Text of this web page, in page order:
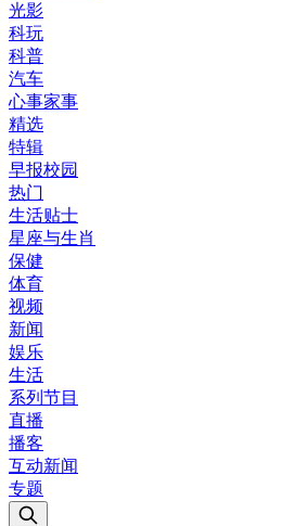
光影
科玩
科普
汽车
心事家事
精选
特辑
早报校园
热门
生活贴士
星座与生肖
保健
体育
视频
新闻
娱乐
生活
系列节目
直播
播客
互动新闻
专题